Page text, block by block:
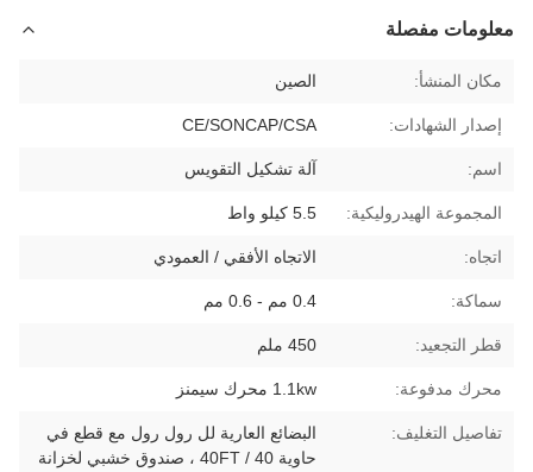
معلومات مفصلة
مكان المنشأ: الصين
إصدار الشهادات: CE/SONCAP/CSA
اسم: آلة تشكيل التقويس
المجموعة الهيدروليكية: 5.5 كيلو واط
اتجاه: الاتجاه الأفقي / العمودي
سماكة: 0.4 مم - 0.6 مم
قطر التجعيد: 450 ملم
محرك مدفوعة: 1.1kw محرك سيمنز
تفاصيل التغليف:
البضائع العارية لل رول رول مع قطع في
حاوية 40 / 40FT ، صندوق خشبي لخزانة